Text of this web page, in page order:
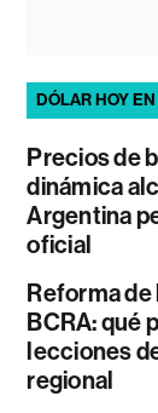
DÓLAR HOY
Precios de
dinámica
Argentina
oficial
Reforma de
BCRA: qué
lecciones
regional